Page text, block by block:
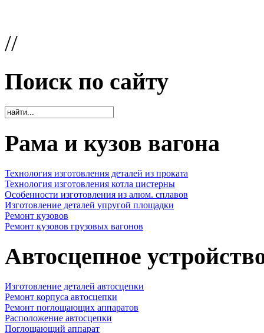
//
Поиск по сайту
Рама и кузов вагона
Технология изготовления деталей из проката
Технология изготовления котла цистерны
Особенности изготовления из алюм. сплавов
Изготовление деталей упругой площадки
Ремонт кузовов
Ремонт кузовов грузовых вагонов
Автосцепное
Изготовление деталей автосцепки
Ремонт корпуса автосцепки
Ремонт поглощающих аппаратов
Расположение автосцепки
Поглощающий аппарат